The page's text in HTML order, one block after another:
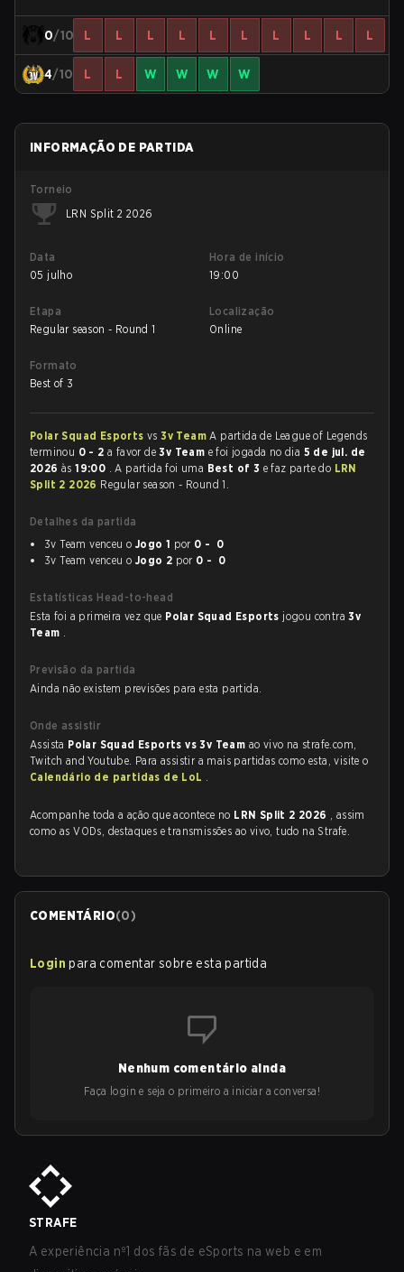
0/10 L L L L L L L L L L
4/10 L L W W W W
INFORMAÇÃO DE PARTIDA
Torneio
LRN Split 2 2026
Data
05 julho
Hora de início
19:00
Etapa
Regular season - Round 1
Localização
Online
Formato
Best of 3
Polar Squad Esports vs3v TeamA partida de League of Legends
terminou 0 - 2 a favor de3v Team e foi jogada no dia 5 de jul. de
2026 às19:00 . A partida foi uma Best of 3 e faz parte do LRN
Split 2 2026 Regular season - Round 1.
Detalhes da partida
3v Team venceu o Jogo 1 por 0 - 0
3v Team venceu o Jogo 2 por 0 - 0
Estatísticas Head-to-head
Esta foi a primeira vez que Polar Squad Esports jogou contra3v
Team .
Previsão da partida
Ainda não existem previsões para esta partida.
Onde assistir
Assista Polar Squad Esports vs 3v Team ao vivo na strafe.com,
Twitch and Youtube. Para assistir a mais partidas como esta, visite o
Calendário de partidas de LoL .
Acompanhe toda a ação que acontece no LRN Split 2 2026 , assim
como as VODs, destaques e transmissões ao vivo, tudo na Strafe.
COMENTÁRIO(0)
Login para comentar sobre esta partida
Nenhum comentário ainda
Faça login e seja o primeiro a iniciar a conversa!
STRAFE
A experiência nº1 dos fãs de eSports na web e em